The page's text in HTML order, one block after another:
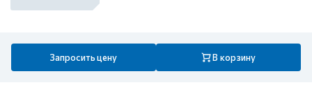
Запросить цену В корзину